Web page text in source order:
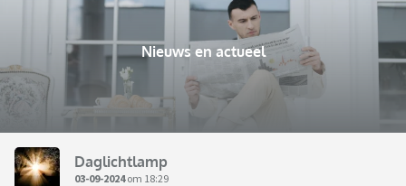
Nieuws en actueel
Daglichtlamp
03-09-2024om 18:29